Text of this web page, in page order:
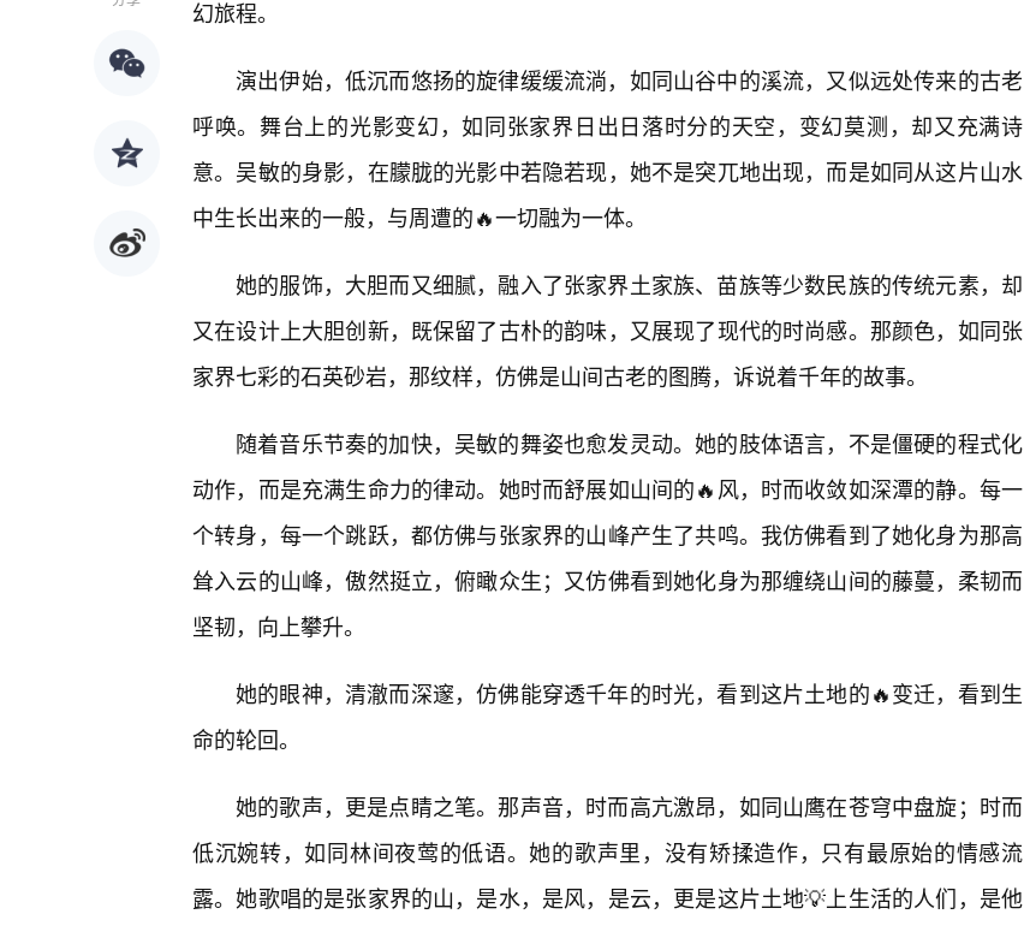
幻旅程。
演出伊始，低沉而悠扬的旋律缓缓流淌，如同山谷中的溪流，又似远处传来的古老
呼唤。舞台上的光影变幻，如同张家界日出日落时分的天空，变幻莫测，却又充满诗
意。吴敏的身影，在朦胧的光影中若隐若现，她不是突兀地出现，而是如同从这片山水
中生长出来的一般，与周遭的🔥一切融为一体。
她的服饰，大胆而又细腻，融入了张家界土家族、苗族等少数民族的传统元素，却
又在设计上大胆创新，既保留了古朴的韵味，又展现了现代的时尚感。那颜色，如同张
家界七彩的石英砂岩，那纹样，仿佛是山间古老的图腾，诉说着千年的故事。
随着音乐节奏的加快，吴敏的舞姿也愈发灵动。她的肢体语言，不是僵硬的程式化
动作，而是充满生命力的律动。她时而舒展如山间的🔥风，时而收敛如深潭的静。每一
个转身，每一个跳跃，都仿佛与张家界的山峰产生了共鸣。我仿佛看到了她化身为那高
耸入云的山峰，傲然挺立，俯瞰众生；又仿佛看到她化身为那缠绕山间的藤蔓，柔韧而
坚韧，向上攀升。
她的眼神，清澈而深邃，仿佛能穿透千年的时光，看到这片土地的🔥变迁，看到生
命的轮回。
她的歌声，更是点睛之笔。那声音，时而高亢激昂，如同山鹰在苍穹中盘旋；时而
低沉婉转，如同林间夜莺的低语。她的歌声里，没有矫揉造作，只有最原始的情感流
露。她歌唱的是张家界的山，是水，是风，是云，更是这片土地💡上生活的人们，是他